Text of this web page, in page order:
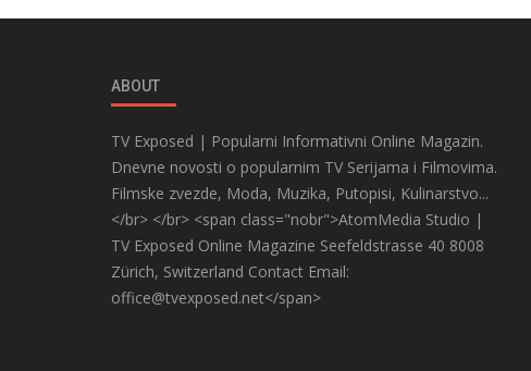
ABOUT
TV Exposed | Popularni Informativni Online Magazin.
Dnevne novosti o popularnim TV Serijama i Filmovima.
Filmske zvezde, Moda, Muzika, Putopisi, Kulinarstvo...
</br> </br> <span class="nobr">AtomMedia Studio |
TV Exposed Online Magazine Seefeldstrasse 40 8008
Zürich, Switzerland Contact Email:
office@tvexposed.net</span>